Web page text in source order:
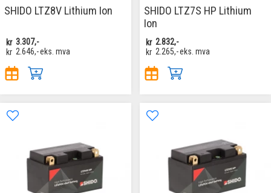
SHIDO LTZ8V Lithium Ion
kr 3.307,-
kr 2.646,-eks. mva
SHIDO LTZ7S HP Lithium
Ion
kr 2.832,-
kr 2.265,-eks. mva